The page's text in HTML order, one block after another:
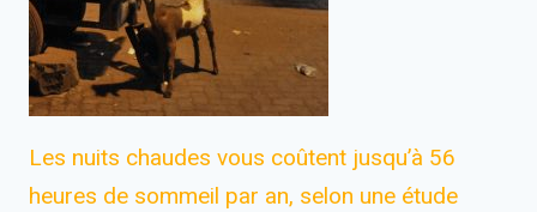
Les nuits chaudes vous coûtent jusqu’à 56
heures de sommeil par an, selon une étude